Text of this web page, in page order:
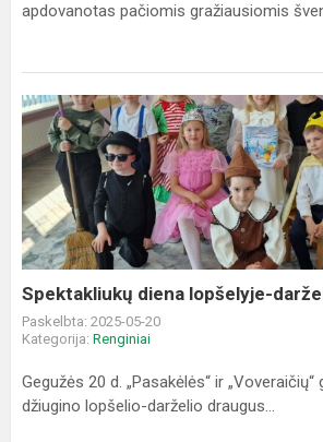
apdovanotas pačiomis gražiausiomis
Spektakliukų
diena
lopšelyje-
darželyje!
Spektakliukų diena lopšelyje-
Paskelbta: 2025-05-20
Kategorija: Renginiai
Gegužės 20 d. „Pasakėlės“ ir „Voveraičių“
džiugino lopšelio-darželio draugus...